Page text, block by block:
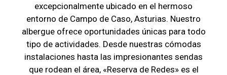
excepcionalmente ubicado en el hermoso
entorno de Campo de Caso, Asturias. Nuestro
albergue ofrece oportunidades únicas para todo
tipo de actividades. Desde nuestras cómodas
instalaciones hasta las impresionantes sendas
que rodean el área, «Reserva de Redes» es el